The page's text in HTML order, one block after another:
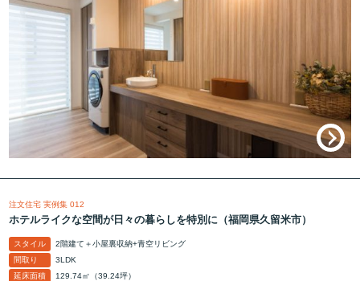
注文住宅 実例集 012
ホテルライクな空間が日々の暮らしを特別に（福岡県久留米市）
スタイル
2階建て＋小屋裏収納+青空リビング
間取り
3LDK
延床面積
129.74㎡（39.24坪）